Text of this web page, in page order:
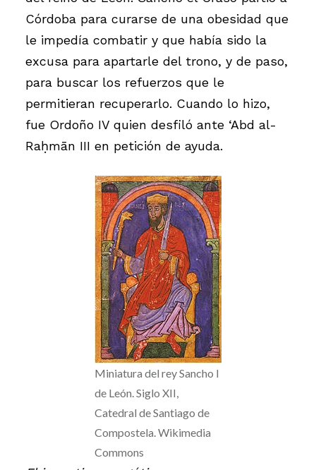
Córdoba para curarse de una obesidad que
le impedía combatir y que había sido la
excusa para apartarle del trono, y de paso,
para buscar los refuerzos que le
permitieran recuperarlo. Cuando lo hizo,
fue Ordoño IV quien desfiló ante ‘Abd al-
Raḥmān III en petición de ayuda.
Miniatura del rey Sancho I
de León. Siglo XII,
Catedral de Santiago de
Compostela. Wikimedia
Commons